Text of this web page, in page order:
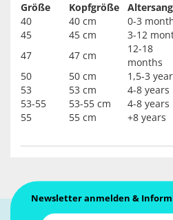
Größe Kopfgröße
40
40 cm
0-3
45
45 cm
3-12
47
47 cm
12-18
months
50
50 cm
1,5-3
53
53 cm
4-8 years
53-55
53-55 cm
4-8 years
55
55 cm +8 years
Newsletter anmelden &